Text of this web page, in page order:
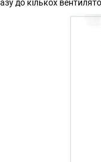
до кількох